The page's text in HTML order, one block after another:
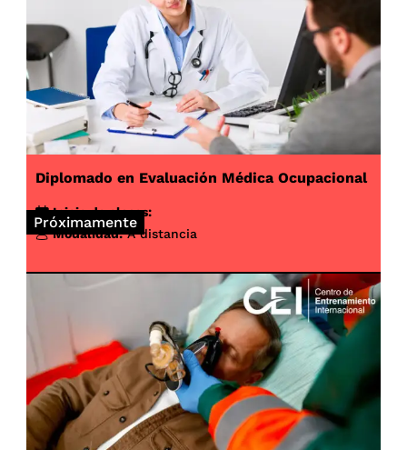
Próximamente
Diplomado en Evaluación Médica Ocupacional
Inicio de clases:
Modalidad: A distancia